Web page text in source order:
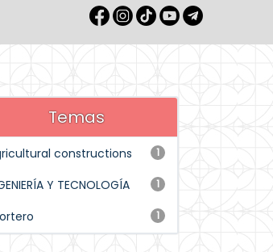
Temas
1
constructions
1
Y TECNOLOGÍA
1